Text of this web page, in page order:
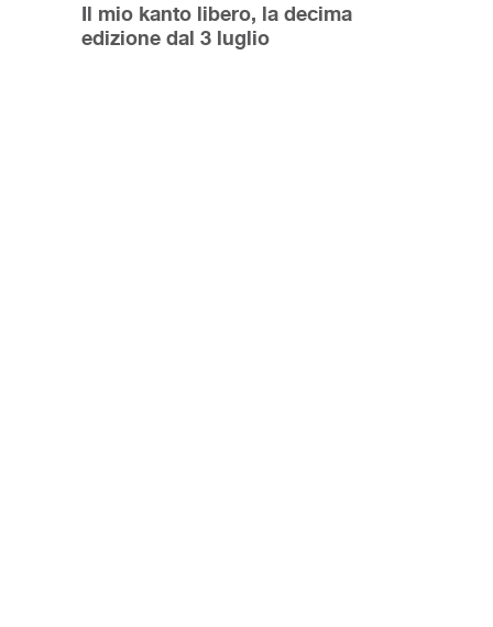
Il mio kanto libero, la decima
edizione dal 3 luglio